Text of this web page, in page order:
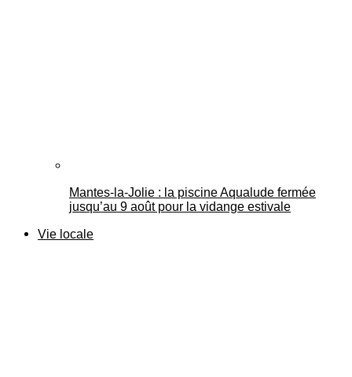
Mantes-la-Jolie : la piscine Aqualude fermée
jusqu’au 9 août pour la vidange estivale
Vie locale